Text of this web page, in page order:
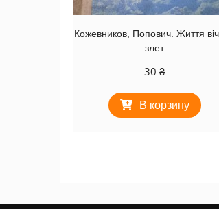
Кожевников, Попович. Життя
злет
30₴
В корзину